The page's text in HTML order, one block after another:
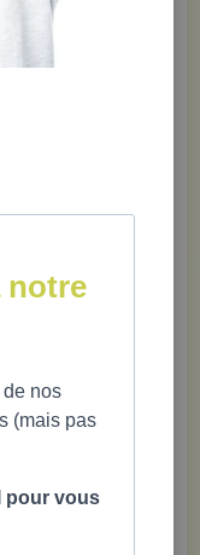
51-3
notre
de nos
(mais pas
pour vous